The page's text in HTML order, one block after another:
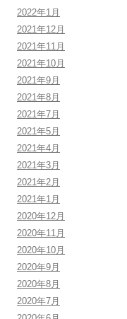
2022年1月
2021年12月
2021年11月
2021年10月
2021年9月
2021年8月
2021年7月
2021年5月
2021年4月
2021年3月
2021年2月
2021年1月
2020年12月
2020年11月
2020年10月
2020年9月
2020年8月
2020年7月